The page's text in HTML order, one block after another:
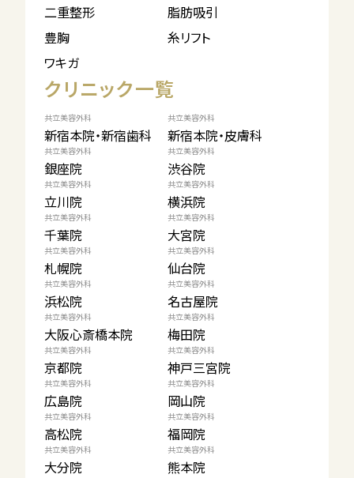
二重整形
脂肪吸引
豊胸
糸リフト
ワキガ
クリニック一覧
共立美容外科
新宿本院・新宿歯科
共立美容外科
新宿本院・皮膚科
共立美容外科
銀座院
共立美容外科
渋谷院
共立美容外科
立川院
共立美容外科
横浜院
共立美容外科
千葉院
共立美容外科
大宮院
共立美容外科
札幌院
共立美容外科
仙台院
共立美容外科
浜松院
共立美容外科
名古屋院
共立美容外科
大阪心斎橋本院
共立美容外科
梅田院
共立美容外科
京都院
共立美容外科
神戸三宮院
共立美容外科
広島院
共立美容外科
岡山院
共立美容外科
高松院
共立美容外科
福岡院
共立美容外科
大分院
共立美容外科
熊本院